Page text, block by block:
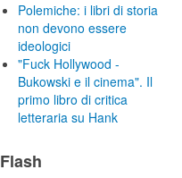
Polemiche: i libri di storia
non devono essere
ideologici
"Fuck Hollywood -
Bukowski e il cinema". Il
primo libro di critica
letteraria su Hank
Flash